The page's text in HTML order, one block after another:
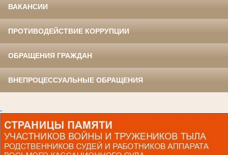
ВАКАНСИИ
ПРОТИВОДЕЙСТВИЕ КОРРУПЦИИ
ОБРАЩЕНИЯ ГРАЖДАН
ВНЕПРОЦЕССУАЛЬНЫЕ ОБРАЩЕНИЯ